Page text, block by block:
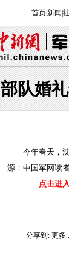
首页|新闻
部队婚
今年春天，
源：中国军网读
点击进
分享到: 更多